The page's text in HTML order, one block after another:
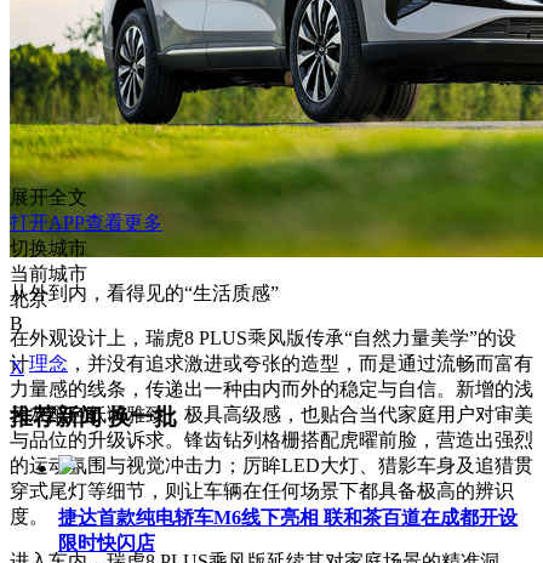
从外到内，看得见的“生活质感”
在外观设计上，瑞虎8 PLUS乘风版传承“自然力量美学”的设
计理念 ，并没有追求激进或夸张的造型，而是通过流畅而富有
力量感的线条，传递出一种由内而外的稳定与自信。新增的浅
云灰配色低调雅致，极具高级感，也贴合当代家庭用户对审美
与品位的升级诉求。锋齿钻列格栅搭配虎曜前脸，营造出强烈
的运动氛围与视觉冲击力；厉眸LED大灯、猎影车身及追猎贯
穿式尾灯等细节，则让车辆在任何场景下都具备极高的辨识
度。
展开全文
打开APP查看更多
切换城市
当前城市
北京
B
X
推荐新闻换一批
捷达首款纯电轿车M6线下亮相 联和茶百道在成都开设
限时快闪店